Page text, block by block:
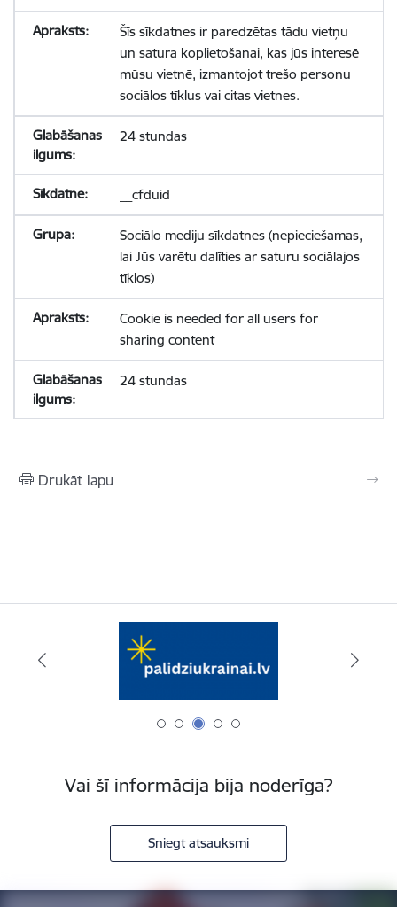
Šīs sīkdatnes ir paredzētas tādu vietņu
un satura koplietošanai, kas jūs interesē
mūsu vietnē, izmantojot trešo personu
sociālos tīklus vai citas vietnes.
24 stundas
__cfduid
Sociālo mediju sīkdatnes (nepieciešamas,
lai Jūs varētu dalīties ar saturu sociālajos
tīklos)
Cookie is needed for all users for
sharing content
24 stundas
Drukāt lapu
Vai šī informācija bija noderīga?
Sniegt atsauksmi